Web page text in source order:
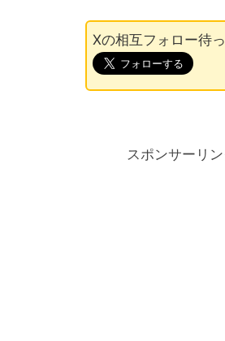
Xの相互フォロー待
スポンサーリン